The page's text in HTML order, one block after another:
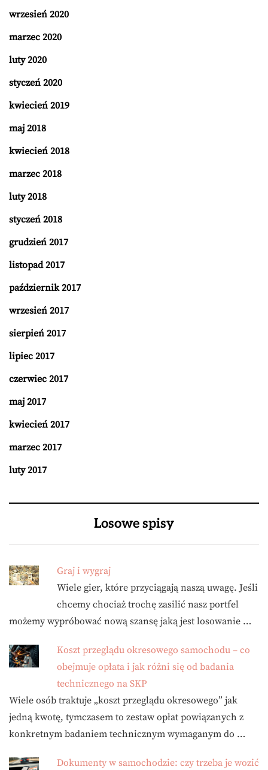
wrzesień 2020
marzec 2020
luty 2020
styczeń 2020
kwiecień 2019
maj 2018
kwiecień 2018
marzec 2018
luty 2018
styczeń 2018
grudzień 2017
listopad 2017
październik 2017
wrzesień 2017
sierpień 2017
lipiec 2017
czerwiec 2017
maj 2017
kwiecień 2017
marzec 2017
luty 2017
Losowe spisy
Graj i wygraj
Wiele gier, które przyciągają naszą uwagę. Jeśli
chcemy chociaż trochę zasilić nasz portfel
możemy wypróbować nową szansę jaką jest losowanie …
Koszt przeglądu okresowego samochodu – co
obejmuje opłata i jak różni się od badania
technicznego na SKP
Wiele osób traktuje „koszt przeglądu okresowego” jak
jedną kwotę, tymczasem to zestaw opłat powiązanych z
konkretnym badaniem technicznym wymaganym do …
Dokumenty w samochodzie: czy trzeba je wozić